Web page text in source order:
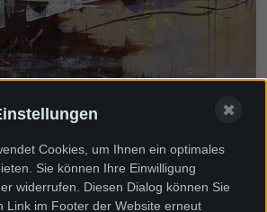
125 cm | Acryl auf Holz
Cookies, um Ihnen ein optimales
Sie können Ihre Einwilligung
widerrufen. Diesen Dialog können Sie
Link im Footer der Website erneut
✖